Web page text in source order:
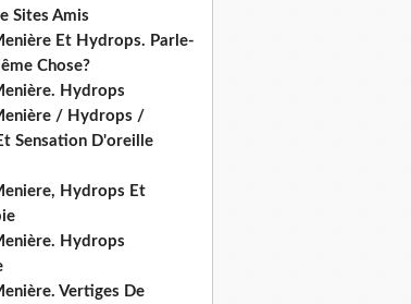
Sites Amis
Et Hydrops. Parle-
Chose?
Hydrops
/ Hydrops /
Sensation D'oreille
Hydrops Et
Hydrops
Vertiges De